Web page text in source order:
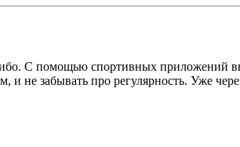
С помощью спортивных приложений
не забывать про регулярность. Уже